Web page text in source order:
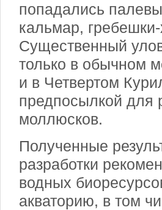
попадались
кальмар,
Существенный
только в обычном
и в Четвертом
предпосылкой для
моллюсков.
Полученные
разработки
водных
акваторию, в том